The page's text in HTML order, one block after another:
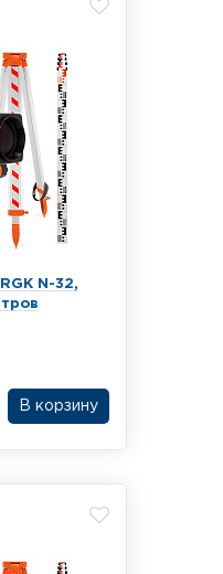
N-32,
В корзину